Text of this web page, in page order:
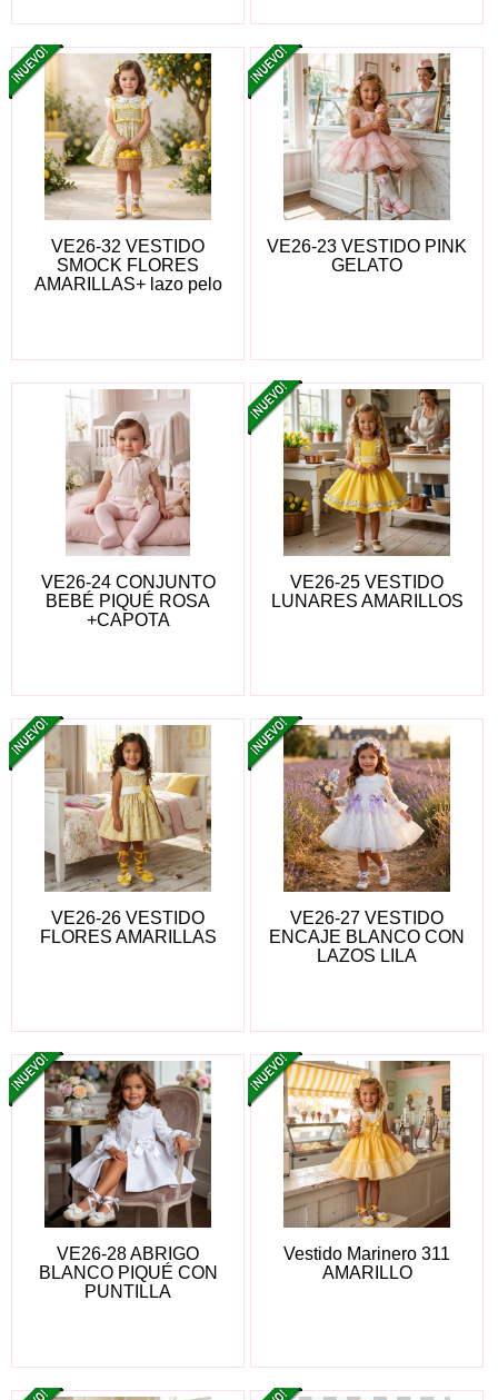
VE26-32 VESTIDO
SMOCK FLORES
AMARILLAS+ lazo pelo
VE26-23 VESTIDO PINK
GELATO
VE26-24 CONJUNTO
BEBÉ PIQUÉ ROSA
+CAPOTA
VE26-25 VESTIDO
LUNARES AMARILLOS
VE26-26 VESTIDO
FLORES AMARILLAS
VE26-27 VESTIDO
ENCAJE BLANCO CON
LAZOS LILA
VE26-28 ABRIGO
BLANCO PIQUÉ CON
PUNTILLA
Vestido Marinero 311
AMARILLO